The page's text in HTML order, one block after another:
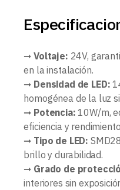
➞ Voltaje: 24V,
en la instalación.
➞ Densidad de LED:
homogénea de la luz
➞ Potencia: 10W/m,
eficiencia y
➞ Tipo de LED:
brillo y durabilidad.
➞ Grado de
interiores sin